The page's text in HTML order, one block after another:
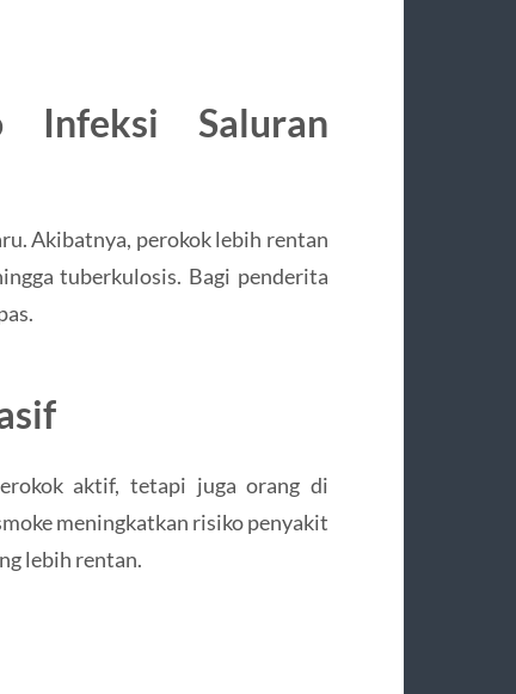
Infeksi Saluran
Akibatnya, perokok lebih rentan
tuberkulosis. Bagi penderita
aktif, tetapi juga orang di
meningkatkan risiko penyakit
lebih rentan.